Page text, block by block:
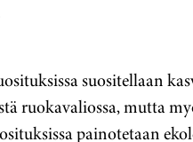
suositellaan
ruokavaliossa, mutta
painotetaan